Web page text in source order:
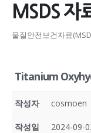
MSDS 자
물질안전보건자료
Titanium
작성자 cosmoen
작성일 2024-09-